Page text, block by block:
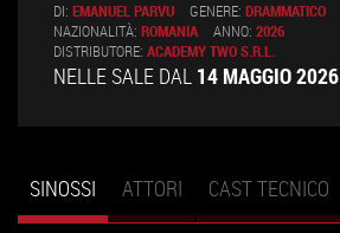
DI: EMANUEL PARVU GENERE: DRAMMATICO
NAZIONALITÀ: ROMANIA ANNO: 2026
DISTRIBUTORE: ACADEMY TWO S.R.L.
NELLE SALE DAL 14 MAGGIO 2026
Schede primarie
SINOSSI (SCHEDA
ATTIVA)
ATTORI CAST TECNICO